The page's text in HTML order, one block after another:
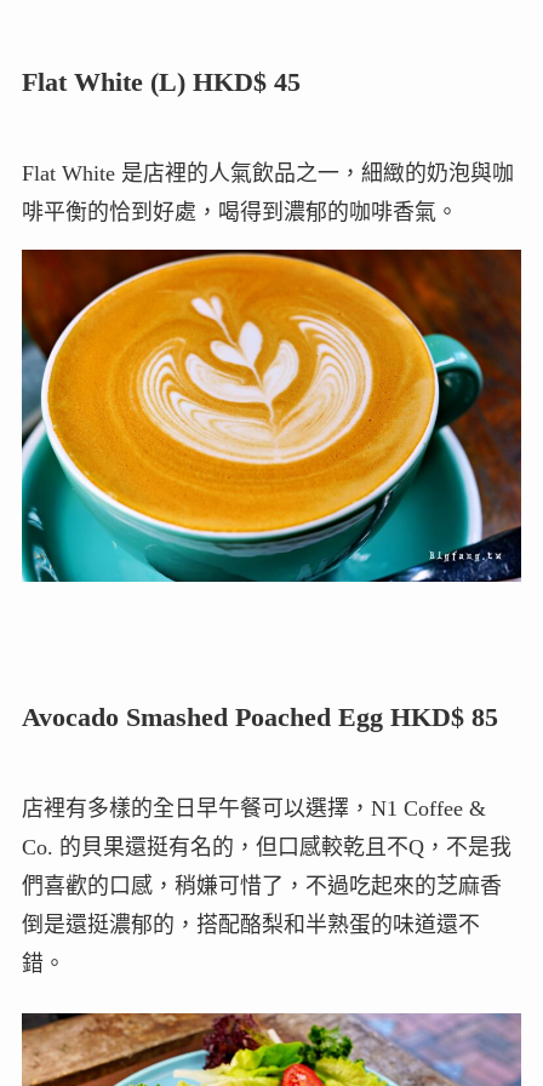
Flat White (L) HKD$ 45
Flat White 是店裡的人氣飲品之一，細緻的奶泡與咖
啡平衡的恰到好處，喝得到濃郁的咖啡香氣。
Avocado Smashed Poached Egg HKD$ 85
店裡有多樣的全日早午餐可以選擇，N1 Coffee &
Co. 的貝果還挺有名的，但口感較乾且不Q，不是我
們喜歡的口感，稍嫌可惜了，不過吃起來的芝麻香
倒是還挺濃郁的，搭配酪梨和半熟蛋的味道還不
錯。